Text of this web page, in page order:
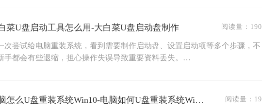
菜U盘启动工具怎么用-大白菜U盘启动盘制作 阅读量： 190
次尝试给电脑重装系统，看到需要制作启动盘、设置启动项等多个步骤，不
手都会有些退缩，担心操作失误导致重要资料丢失。…
电脑怎么U盘重装系统Win10-电脑如何U盘重装系统Win10 阅读量： 19